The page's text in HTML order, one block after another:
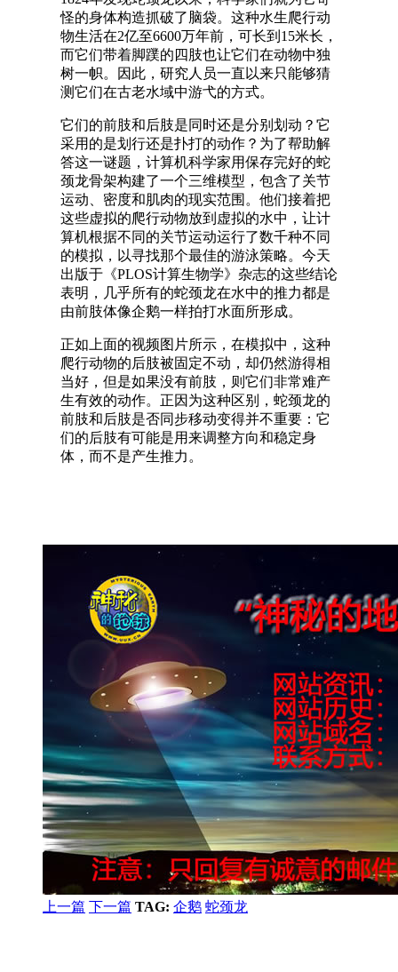
怪的身体构造抓破了脑袋。这种水生爬行动
物生活在2亿至6600万年前，可长到15米长，
而它们带着脚蹼的四肢也让它们在动物中独
树一帜。因此，研究人员一直以来只能够猜
测它们在古老水域中游弋的方式。
它们的前肢和后肢是同时还是分别划动？它
采用的是划行还是扑打的动作？为了帮助解
答这一谜题，计算机科学家用保存完好的蛇
颈龙骨架构建了一个三维模型，包含了关节
运动、密度和肌肉的现实范围。他们接着把
这些虚拟的爬行动物放到虚拟的水中，让计
算机根据不同的关节运动运行了数千种不同
的模拟，以寻找那个最佳的游泳策略。今天
出版于《PLOS计算生物学》杂志的这些结论
表明，几乎所有的蛇颈龙在水中的推力都是
由前肢体像企鹅一样拍打水面所形成。
正如上面的视频图片所示，在模拟中，这种
爬行动物的后肢被固定不动，却仍然游得相
当好，但是如果没有前肢，则它们非常难产
生有效的动作。正因为这种区别，蛇颈龙的
前肢和后肢是否同步移动变得并不重要：它
们的后肢有可能是用来调整方向和稳定身
体，而不是产生推力。
上一篇 下一篇 TAG: 企鹅 蛇颈龙